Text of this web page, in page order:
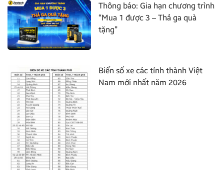
Thông báo: Gia hạn chương trình
“Mua 1 được 3 – Thả ga quà
tặng”
Biển số xe các tỉnh thành Việt
Nam mới nhất năm 2026